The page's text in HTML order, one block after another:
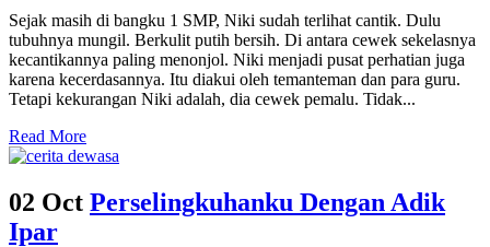
Sejak masih di bangku 1 SMP, Niki sudah terlihat cantik. Dulu
tubuhnya mungil. Berkulit putih bersih. Di antara cewek sekelasnya
kecantikannya paling menonjol. Niki menjadi pusat perhatian juga
karena kecerdasannya. Itu diakui oleh temanteman dan para guru.
Tetapi kekurangan Niki adalah, dia cewek pemalu. Tidak...
Read More
02 Oct Perselingkuhanku Dengan Adik
Ipar